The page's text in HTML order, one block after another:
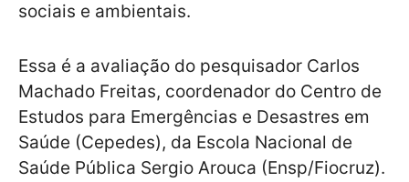
sociais e ambientais.
Essa é a avaliação do pesquisador Carlos
Machado Freitas, coordenador do Centro de
Estudos para Emergências e Desastres em
Saúde (Cepedes), da Escola Nacional de
Saúde Pública Sergio Arouca (Ensp/Fiocruz).